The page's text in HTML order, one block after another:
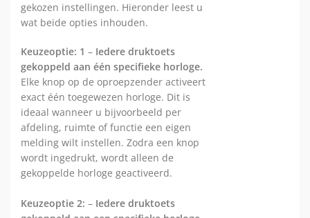
gekozen instellingen. Hieronder leest u
wat beide opties inhouden.
Keuzeoptie: 1 – Iedere druktoets
gekoppeld aan één specifieke horloge.
Elke knop op de oproepzender activeert
exact één toegewezen horloge. Dit is
ideaal wanneer u bijvoorbeeld per
afdeling, ruimte of functie een eigen
melding wilt instellen. Zodra een knop
wordt ingedrukt, wordt alleen de
gekoppelde horloge geactiveerd.
Keuzeoptie 2: – Iedere druktoets